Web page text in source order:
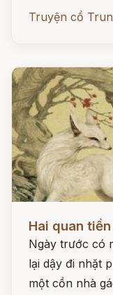
Truyện cổ
Hai quan
Ngày trước có
lại dậy đi nhặt
một cồn nhà